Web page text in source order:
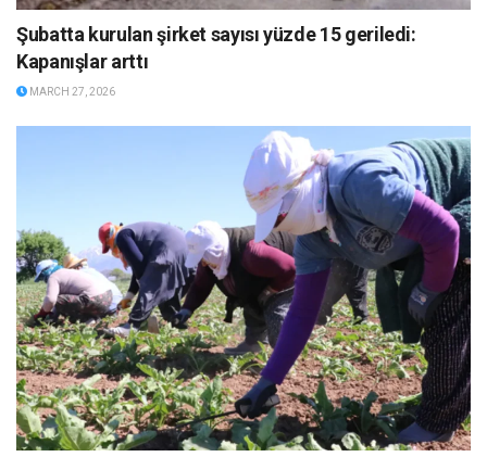
Şubatta kurulan şirket sayısı yüzde 15 geriledi:
Kapanışlar arttı
MARCH 27, 2026